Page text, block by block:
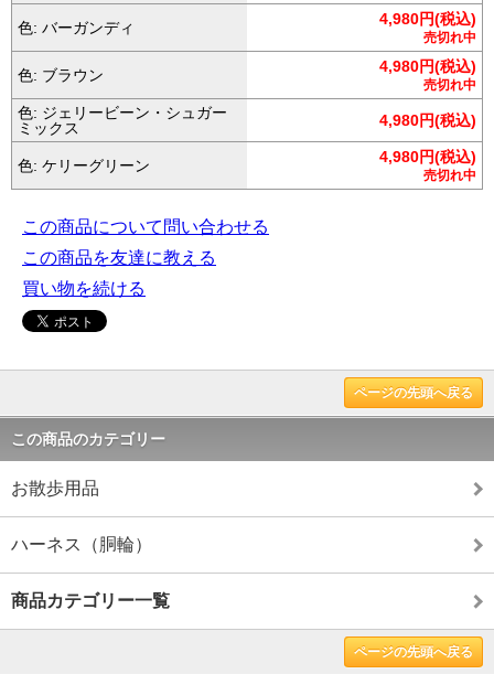
色: バーガンディ 4,980円(税込)
売切れ中
色: ブラウン 4,980円(税込)
売切れ中
色: ジェリービーン・シュガー
ミックス
4,980円(税込)
色: ケリーグリーン 4,980円(税込)
売切れ中
この商品について問い合わせる
この商品を友達に教える
買い物を続ける
ページの先頭へ戻る
この商品のカテゴリー
お散歩用品
ハーネス（胴輪）
商品カテゴリー一覧
ページの先頭へ戻る